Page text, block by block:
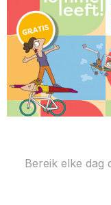
Bereik elke dag